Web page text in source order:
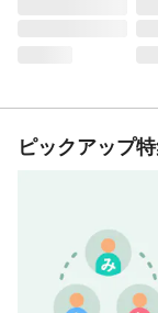
ピックアップ